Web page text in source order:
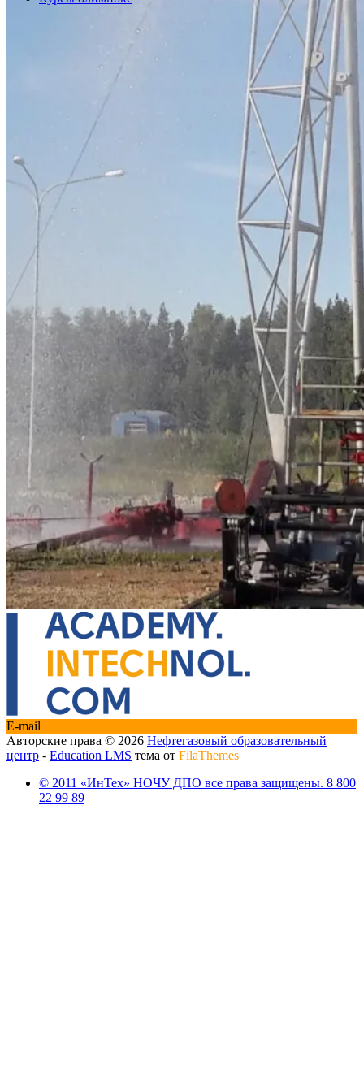
E-mail
Авторские права © 2026 Нефтегазовый образовательный
центр - Education LMS тема от FilaThemes
© 2011 «ИнТех» НОЧУ ДПО все права защищены. 8 800
22 99 89